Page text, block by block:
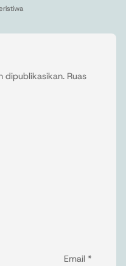
dipublikasikan. Ruas
Email *